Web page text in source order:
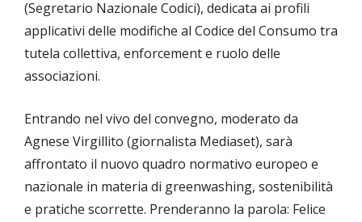
(Segretario Nazionale Codici), dedicata ai profili
applicativi delle modifiche al Codice del Consumo tra
tutela collettiva, enforcement e ruolo delle
associazioni.
Entrando nel vivo del convegno, moderato da
Agnese Virgillito (giornalista Mediaset), sarà
affrontato il nuovo quadro normativo europeo e
nazionale in materia di greenwashing, sostenibilità
e pratiche scorrette. Prenderanno la parola: Felice